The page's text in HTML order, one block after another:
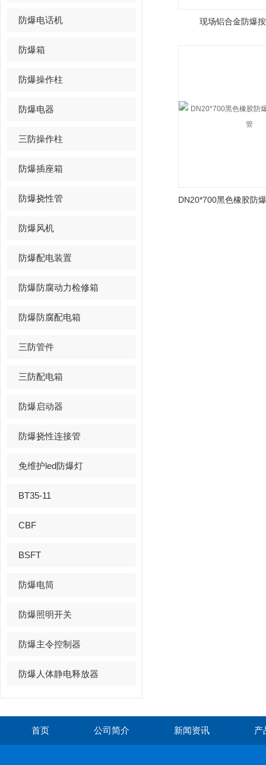
防爆电话机
防爆箱
防爆操作柱
防爆电器
三防操作柱
防爆插座箱
防爆挠性管
防爆风机
防爆配电装置
防爆防腐动力检修箱
防爆防腐配电箱
三防管件
三防配电箱
防爆启动器
防爆挠性连接管
免维护led防爆灯
BT35-11
CBF
BSFT
防爆电筒
防爆照明开关
防爆主令控制器
防爆人体静电释放器
现场铝合金防爆
首页 公司简介 新闻资讯 产